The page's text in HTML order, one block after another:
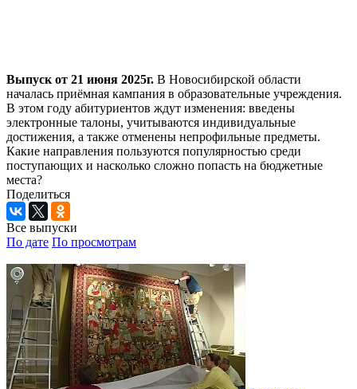
Выпуск от 21 июня 2025г. В Новосибирской области
началась приёмная кампания в образовательные учреждения.
В этом году абитуриентов ждут изменения: введены
электронные талоны, учитываются индивидуальные
достижения, а также отменены непрофильные предметы.
Какие направления пользуются популярностью среди
поступающих и насколько сложно попасть на бюджетные
места?
Поделиться
Все выпуски
По дате По просмотрам